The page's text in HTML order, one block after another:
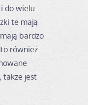
do wielu
te mają
bardzo
również
także jest